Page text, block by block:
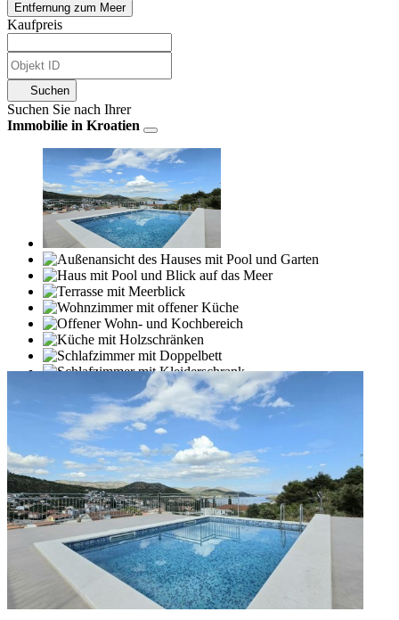
Entfernung zum Meer
Kaufpreis
Suchen
Suchen Sie nach Ihrer
Immobilie in Kroatien